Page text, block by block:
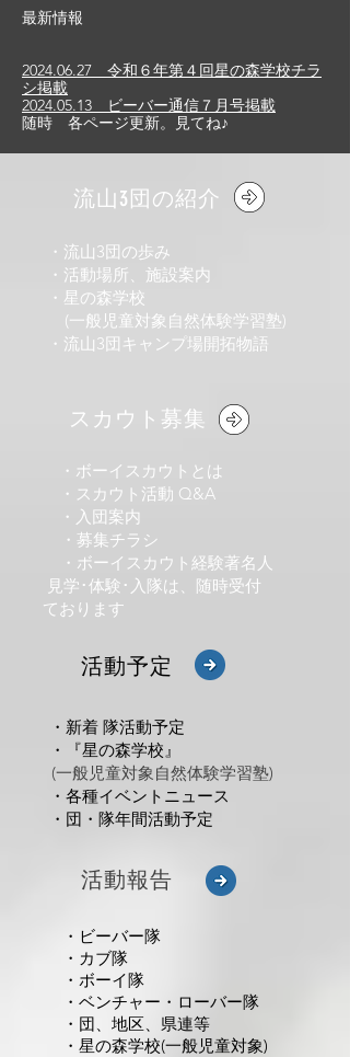
​最新情報
2024.06.27 令和６年第４回星の森学校チラ
シ掲載
2024.05.13 ビーバー通信７ 月号掲載
随時 各ページ更新。見てね♪​
流山3団の紹介
・流山3団の歩み
・活動場所、施設案内
・星の森学校
(一般児童対象自然体験学習塾)
・流山3団キャンプ場開拓物語
​ スカウト募集​
​ ・ボーイスカウトとは
・スカウト活動 Q&A
・入団案内
・募集チラシ
・ボーイスカウト経験著名人
見学･体験･入隊は、随時受付
ております
​活動予定
・新着 隊活動予定
・『星の森学校』
(一般児童対象自然体験学習塾)
・各種イベントニュース
・団・隊年間活動予定
​活動報告
・ビーバー隊
・カブ隊
・ボーイ隊
・ベンチャー・ローバー隊
・団、地区、県連等
・星の森学校(一般児童対象)